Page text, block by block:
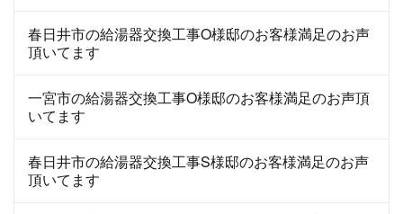
春日井市の給湯器交換工事O様邸のお客様満足のお声
頂いてます
一宮市の給湯器交換工事O様邸のお客様満足のお声頂
いてます
春日井市の給湯器交換工事S様邸のお客様満足のお声
頂いてます